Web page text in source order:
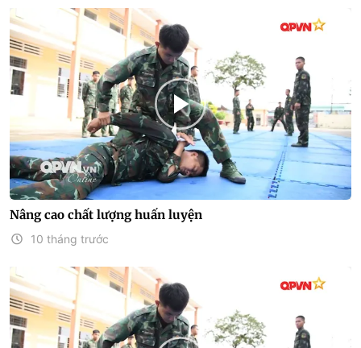
Nâng cao chất lượng huấn luyện
10 tháng trước